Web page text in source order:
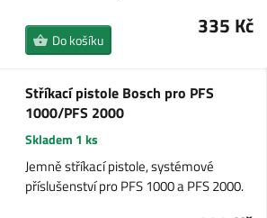
335 Kč
Do košíku
Stříkací pistole Bosch pro PFS
1000/PFS 2000
Skladem 1 ks
Jemně stříkací pistole, systémové
příslušenství pro PFS 1000 a PFS 2000.